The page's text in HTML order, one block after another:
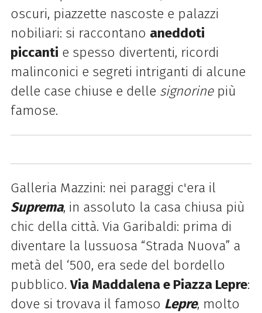
oscuri, piazzette nascoste e palazzi
nobiliari: si raccontano aneddoti
piccanti e spesso divertenti, ricordi
malinconici e segreti intriganti di alcune
delle case chiuse e delle signorinepiù
famose.
Galleria Mazzini: nei paraggi c'era il
Suprema, in assoluto la casa chiusa più
chic della città. Via Garibaldi: prima di
diventare la lussuosa “Strada Nuova” a
metà del ‘500, era sede del bordello
pubblico.Via Maddalena e Piazza Lepre:
dove si trovava il famoso Lepre, molto